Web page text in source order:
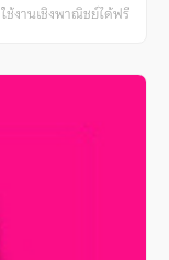
ใช้งานเชิงพาณิชย์ได้ฟรี